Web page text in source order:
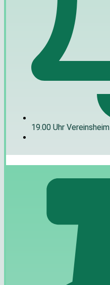
19.00 Uhr Vereinsheim